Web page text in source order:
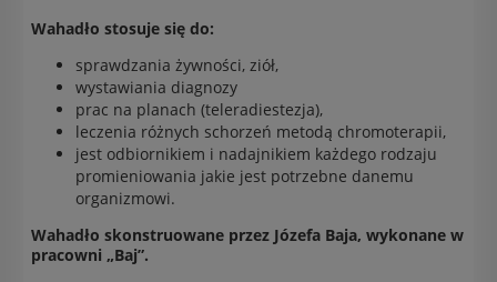
Wahadło stosuje się do:
sprawdzania żywności, ziół,
wystawiania diagnozy
prac na planach (teleradiestezja),
leczenia różnych schorzeń metodą chromoterapii,
jest odbiornikiem i nadajnikiem każdego rodzaju
promieniowania jakie jest potrzebne danemu
organizmowi.
Wahadło skonstruowane przez Józefa Baja, wykonane w
pracowni „Baj”.